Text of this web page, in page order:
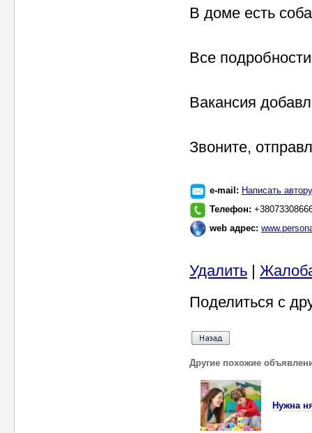
В доме есть
Все
Вакансия
Звоните,
e-mail: Написать автору
Телефон:
web адрес:
Удалить |
Поделиться с
Другие похожие
Нужна